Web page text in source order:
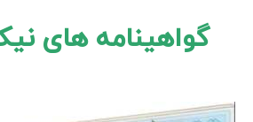
گواهینامه های